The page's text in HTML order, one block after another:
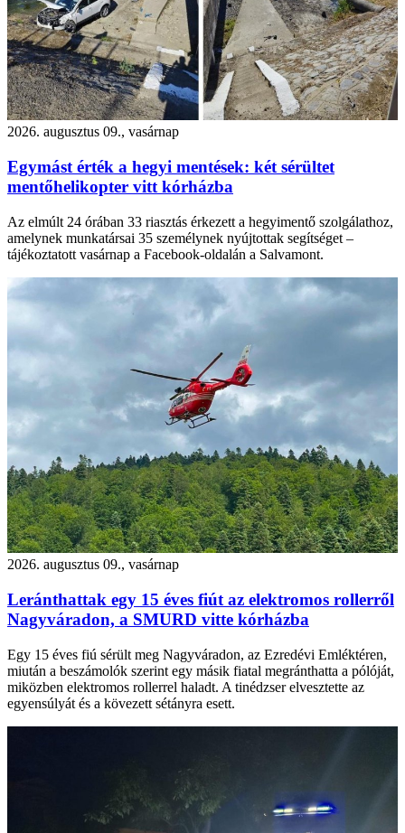
2026. augusztus 09., vasárnap
Egymást érték a hegyi mentések: két sérültet
mentőhelikopter vitt kórházba
Az elmúlt 24 órában 33 riasztás érkezett a hegyimentő szolgálathoz,
amelynek munkatársai 35 személynek nyújtottak segítséget –
tájékoztatott vasárnap a Facebook-oldalán a Salvamont.
2026. augusztus 09., vasárnap
Leránthattak egy 15 éves fiút az elektromos rollerről
Nagyváradon, a SMURD vitte kórházba
Egy 15 éves fiú sérült meg Nagyváradon, az Ezredévi Emléktéren,
miután a beszámolók szerint egy másik fiatal megránthatta a pólóját,
miközben elektromos rollerrel haladt. A tinédzser elvesztette az
egyensúlyát és a kövezett sétányra esett.